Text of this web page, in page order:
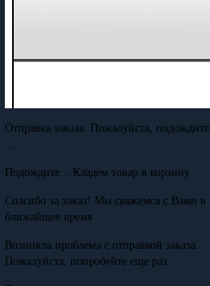
Отправка заказа. Пожалуйста, подождите
...
Подождите... Кладем товар в корзину
Спасибо за заказ! Мы свяжемся с Вами в
ближайшее время
Возникла проблема с отправкой заказа.
Пожалуйста, попробуйте еще раз.